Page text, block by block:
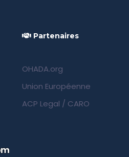
Partenaires
OHADA.org
Union Européenne
ACP Legal / CARO